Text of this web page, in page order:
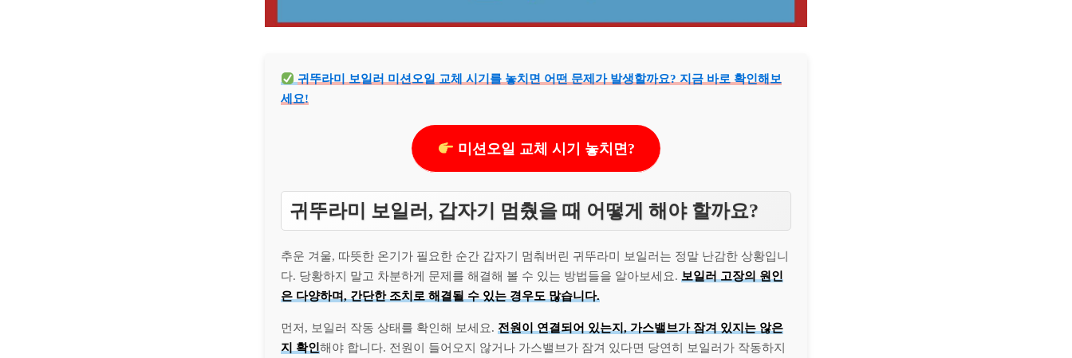
귀뚜라미 보일러 미션오일 교체 시기를 놓치면 어떤 문제가 발생할까요? 지금 바로 확인해보
세요!
미션오일 교체 시기 놓치면?
귀뚜라미 보일러, 갑자기 멈췄을 때 어떻게 해야 할까요?
추운 겨울, 따뜻한 온기가 필요한 순간 갑자기 멈춰버린 귀뚜라미 보일러는 정말 난감한 상황입니
다. 당황하지 말고 차분하게 문제를 해결해 볼 수 있는 방법들을 알아보세요. 보일러 고장의 원인
은 다양하며, 간단한 조치로 해결될 수 있는 경우도 많습니다.
먼저, 보일러 작동 상태를 확인해 보세요. 전원이 연결되어 있는지, 가스밸브가 잠겨 있지는 않은
지 확인해야 합니다. 전원이 들어오지 않거나 가스밸브가 잠겨 있다면 당연히 보일러가 작동하지